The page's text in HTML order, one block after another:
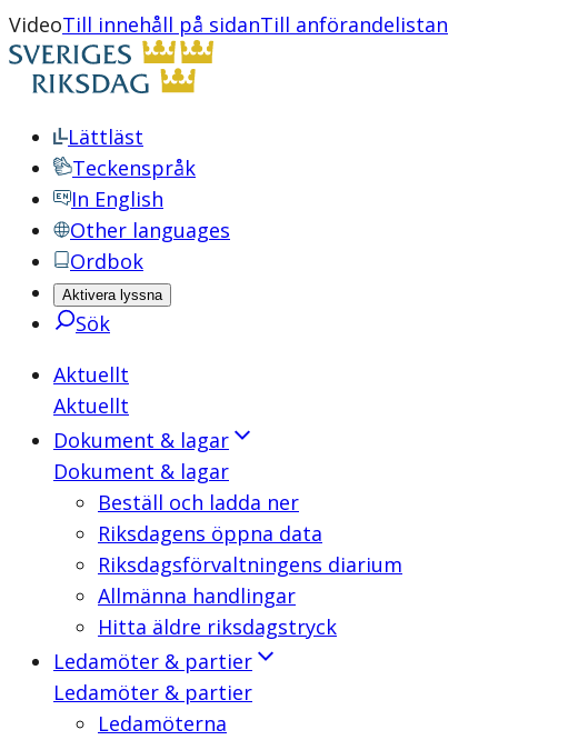
VideoTill innehåll på sidanTill anförandelistan
Lättläst
Teckenspråk
In English
Other languages
Ordbok
Aktivera lyssna
Sök
Aktuellt
Aktuellt
Dokument & lagar
Dokument & lagar
Beställ och ladda ner
Riksdagens öppna data
Riksdagsförvaltningens diarium
Allmänna handlingar
Hitta äldre riksdagstryck
Ledamöter & partier
Ledamöter & partier
Ledamöterna